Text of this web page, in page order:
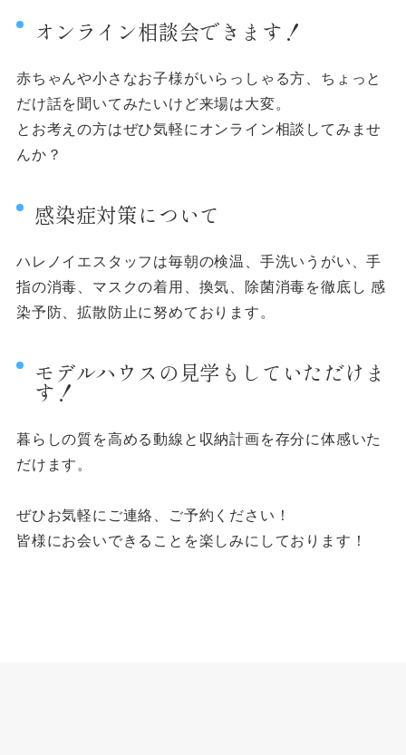
オンライン相談会できます！
赤ちゃんや小さなお子様がいらっしゃる方、ちょっと
だけ話を聞いてみたいけど来場は大変。
とお考えの方はぜひ気軽にオンライン相談してみませ
んか？
感染症対策について
ハレノイエスタッフは毎朝の検温、手洗いうがい、手
指の消毒、マスクの着用、換気、除菌消毒を徹底し 感
染予防、拡散防止に努めております。
モデルハウスの見学もしていただけま
す！
暮らしの質を高める動線と収納計画を存分に体感いた
だけます。
ぜひお気軽にご連絡、ご予約ください！
皆様にお会いできることを楽しみにしております！